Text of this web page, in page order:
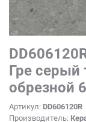
Гре
обрезной
Артикул: DD606120R
Производитель: